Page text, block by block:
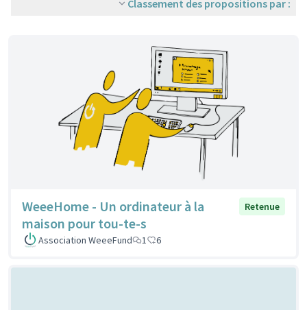
Classement des propositions par :
WeeeHome - Un ordinateur à la
maison pour tou-te-s
Retenue
Association WeeeFund 1 6